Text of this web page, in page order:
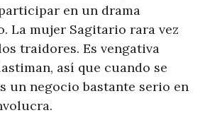
en un drama
La mujer Sagitario rara vez
traidores. Es vengativa
así que cuando se
un negocio bastante serio en